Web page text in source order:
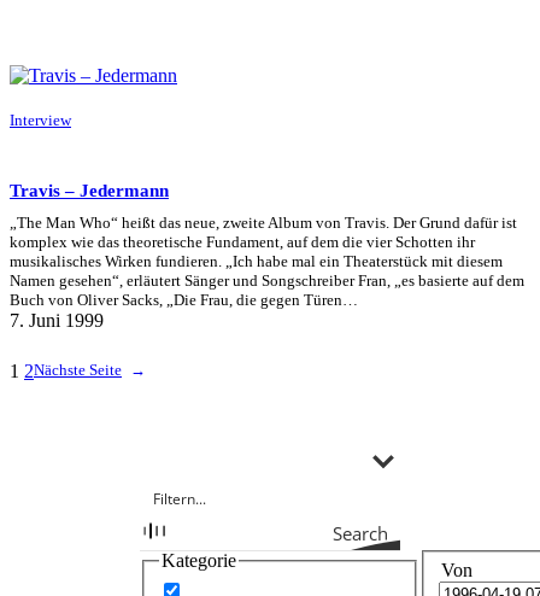
Interview
Travis – Jedermann
„The Man Who“ heißt das neue, zweite Album von Travis. Der Grund dafür ist
komplex wie das theoretische Fundament, auf dem die vier Schotten ihr
musikalisches Wirken fundieren. „Ich habe mal ein Theaterstück mit diesem
Namen gesehen“, erläutert Sänger und Songschreiber Fran, „es basierte auf dem
Buch von Oliver Sacks, „Die Frau, die gegen Türen…
7. Juni 1999
1 2Nächste Seite →
Search
Kategorie Von